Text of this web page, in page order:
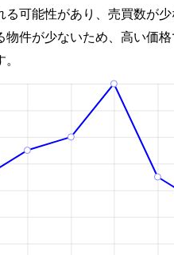
る可能性があり、売買数が
物件が少ないため、高い価